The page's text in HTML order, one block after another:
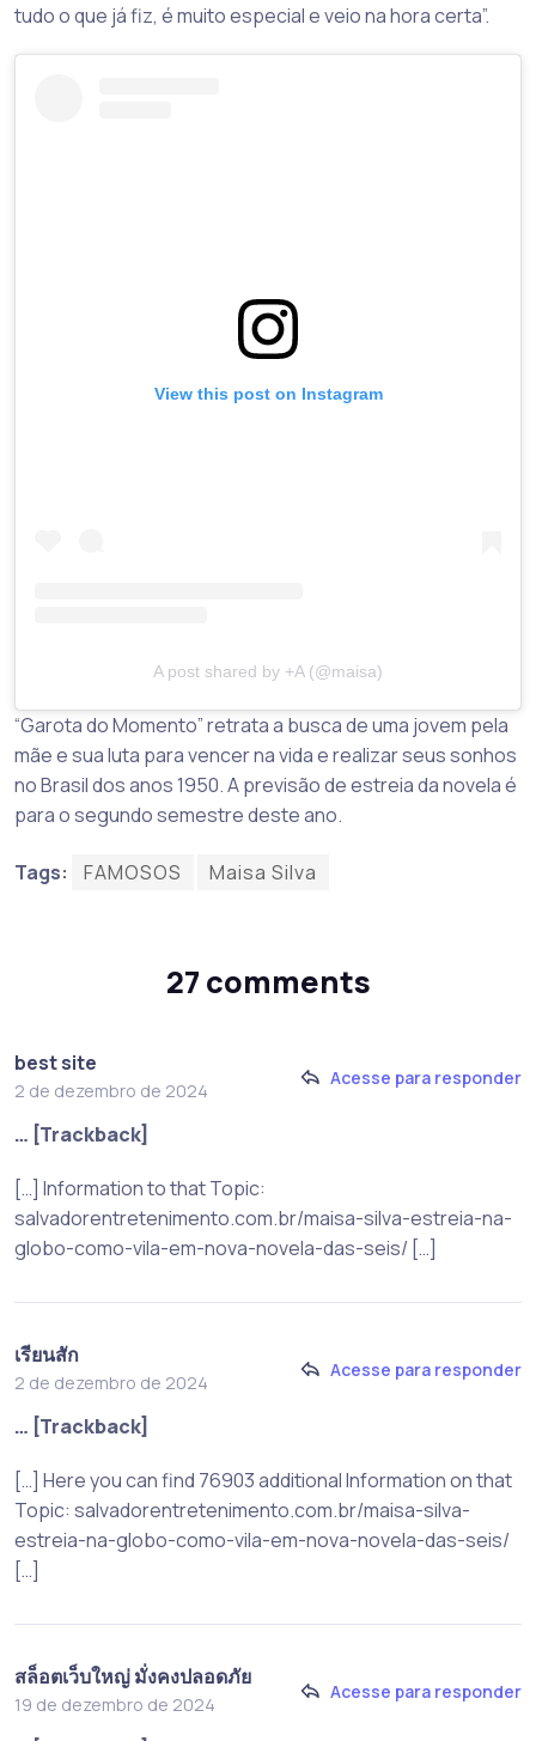
tudo o que já fiz, é muito especial e veio na hora certa”.
View this post on Instagram
A post shared by +A (@maisa)
“Garota do Momento” retrata a busca de uma jovem pela
mãe e sua luta para vencer na vida e realizar seus sonhos
no Brasil dos anos 1950. A previsão de estreia da novela é
para o segundo semestre deste ano.
Tags: FAMOSOS Maisa Silva
27 comments
best site
2 de dezembro de 2024
Acesse para responder
… [Trackback]
[…] Information to that Topic:
salvadorentretenimento.com.br/maisa-silva-estreia-na-
globo-como-vila-em-nova-novela-das-seis/ […]
เรียนสัก
2 de dezembro de 2024
Acesse para responder
… [Trackback]
[…] Here you can find 76903 additional Information on that
Topic: salvadorentretenimento.com.br/maisa-silva-
estreia-na-globo-como-vila-em-nova-novela-das-seis/
[…]
สล็อตเว็บใหญ่ มั่งคงปลอดภัย
19 de dezembro de 2024
Acesse para responder